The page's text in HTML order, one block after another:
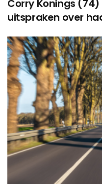
Corry Konings
uitspraken over